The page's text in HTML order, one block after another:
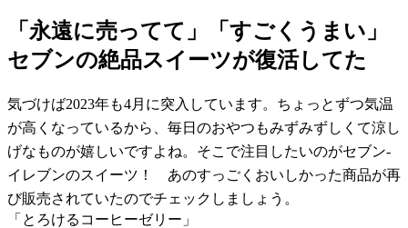
「永遠に売ってて」「すごくうまい」
セブンの絶品スイーツが復活してた
気づけば2023年も4月に突入しています。ちょっとずつ気温
が高くなっているから、毎日のおやつもみずみずしくて涼し
げなものが嬉しいですよね。そこで注目したいのがセブン-
イレブンのスイーツ！ あのすっごくおいしかった商品が再
び販売されていたのでチェックしましょう。
「とろけるコーヒーゼリー」